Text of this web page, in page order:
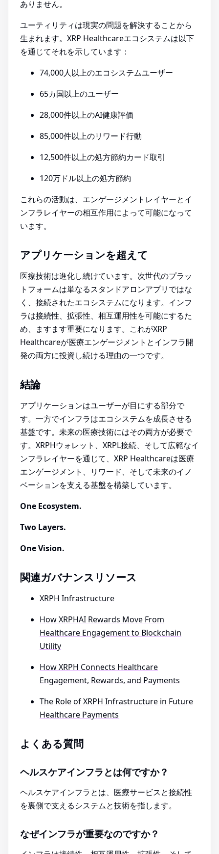
ありません。
ユーティリティは現実の問題を解決することから
生まれます。XRP Healthcareエコシステムは以下
を通じてそれを示しています：
74,000人以上のエコシステムユーザー
65カ国以上のユーザー
28,000件以上のAI健康評価
85,000件以上のリワード行動
12,500件以上の処方節約カード取引
120万ドル以上の処方節約
これらの活動は、エンゲージメントレイヤーとイ
ンフラレイヤーの相互作用によって可能になって
います。
アプリケーションを超えて
医療技術は進化し続けています。次世代のプラッ
トフォームは単なるスタンドアロンアプリではな
く、接続されたエコシステムになります。インフ
ラは接続性、拡張性、相互運用性を可能にするた
め、ますます重要になります。これがXRP
Healthcareが医療エンゲージメントとインフラ開
発の両方に投資し続ける理由の一つです。
結論
アプリケーションはユーザーが目にする部分で
す。一方でインフラはエコシステムを成長させる
基盤です。未来の医療技術にはその両方が必要で
す。XRPHウォレット、XRPL接続、そして広範なイ
ンフラレイヤーを通じて、XRP Healthcareは医療
エンゲージメント、リワード、そして未来のイノ
ベーションを支える基盤を構築しています。
One Ecosystem.
Two Layers.
One Vision.
関連ガバナンスリソース
XRPH Infrastructure
How XRPHAI Rewards Move From
Healthcare Engagement to Blockchain
Utility
How XRPH Connects Healthcare
Engagement, Rewards, and Payments
The Role of XRPH Infrastructure in Future
Healthcare Payments
よくある質問
ヘルスケアインフラとは何ですか？
ヘルスケアインフラとは、医療サービスと接続性
を裏側で支えるシステムと技術を指します。
なぜインフラが重要なのですか？